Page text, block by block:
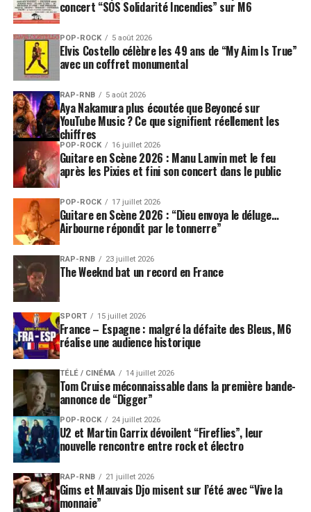
concert “SOS Solidarité Incendies” sur M6
POP-ROCK 5 août 2026
Elvis Costello célèbre les 49 ans de “My Aim Is True”
avec un coffret monumental
RAP-RNB 5 août 2026
Aya Nakamura plus écoutée que Beyoncé sur
YouTube Music ? Ce que signifient réellement les
chiffres
POP-ROCK 16 juillet 2026
Guitare en Scène 2026 : Manu Lanvin met le feu
après les Pixies et fini son concert dans le public
POP-ROCK 17 juillet 2026
Guitare en Scène 2026 : “Dieu envoya le déluge…
Airbourne répondit par le tonnerre”
RAP-RNB 23 juillet 2026
The Weeknd bat un record en France
SPORT 15 juillet 2026
France – Espagne : malgré la défaite des Bleus, M6
réalise une audience historique
TÉLÉ / CINÉMA 14 juillet 2026
Tom Cruise méconnaissable dans la première bande-
annonce de “Digger”
POP-ROCK 24 juillet 2026
U2 et Martin Garrix dévoilent “Fireflies”, leur
nouvelle rencontre entre rock et électro
RAP-RNB 21 juillet 2026
Gims et Mauvais Djo misent sur l’été avec “Vive la
monnaie”